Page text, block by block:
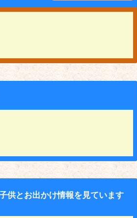
供とお出かけ情報を見ています